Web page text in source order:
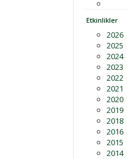
Etkinlikler
2026
2025
2024
2023
2022
2021
2020
2019
2018
2016
2015
2014